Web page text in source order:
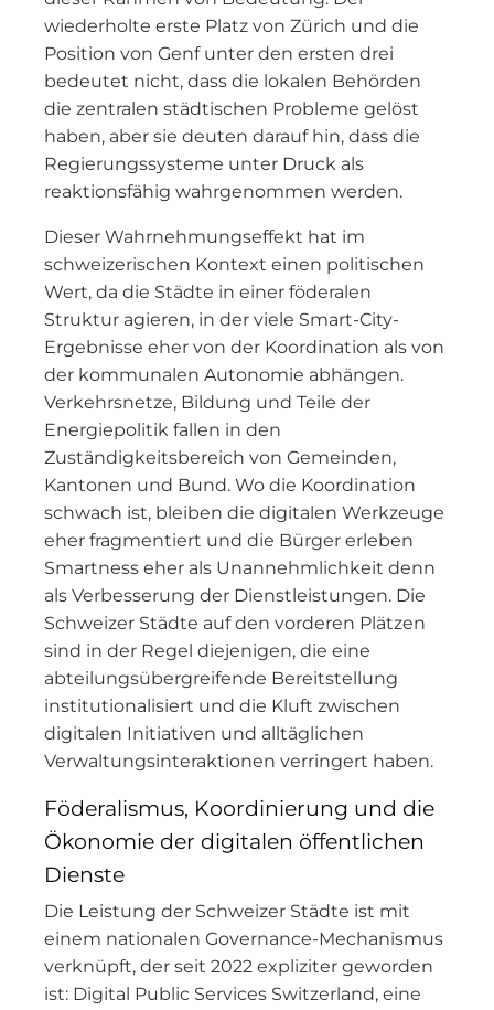
wiederholte erste Platz von Zürich und die
Position von Genf unter den ersten drei
bedeutet nicht, dass die lokalen Behörden
die zentralen städtischen Probleme gelöst
haben, aber sie deuten darauf hin, dass die
Regierungssysteme unter Druck als
reaktionsfähig wahrgenommen werden.
Dieser Wahrnehmungseffekt hat im
schweizerischen Kontext einen politischen
Wert, da die Städte in einer föderalen
Struktur agieren, in der viele Smart-City-
Ergebnisse eher von der Koordination als von
der kommunalen Autonomie abhängen.
Verkehrsnetze, Bildung und Teile der
Energiepolitik fallen in den
Zuständigkeitsbereich von Gemeinden,
Kantonen und Bund. Wo die Koordination
schwach ist, bleiben die digitalen Werkzeuge
eher fragmentiert und die Bürger erleben
Smartness eher als Unannehmlichkeit denn
als Verbesserung der Dienstleistungen. Die
Schweizer Städte auf den vorderen Plätzen
sind in der Regel diejenigen, die eine
abteilungsübergreifende Bereitstellung
institutionalisiert und die Kluft zwischen
digitalen Initiativen und alltäglichen
Verwaltungsinteraktionen verringert haben.
Föderalismus, Koordinierung und die
Ökonomie der digitalen öffentlichen
Dienste
Die Leistung der Schweizer Städte ist mit
einem nationalen Governance-Mechanismus
verknüpft, der seit 2022 expliziter geworden
ist: Digital Public Services Switzerland, eine